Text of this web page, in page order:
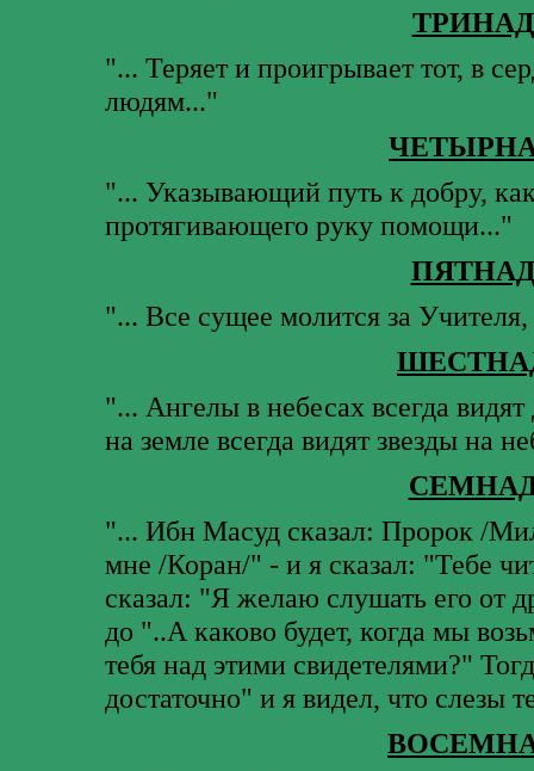
"... Теряет и проигрывает тот, в
людям..."
"... Указывающий путь к добру,
протягивающего руку помощи..."
"... Все сущее молится за
"... Ангелы в небесах всегда
на земле всегда видят звезды на
"... Ибн Масуд сказал: Пророк /
мне /Коран/" - и я сказал: "Тебе
сказал: "Я желаю слушать его от
до "..А каково будет, когда мы
тебя над этими свидетелями?"
достаточно" и я видел, что слезы